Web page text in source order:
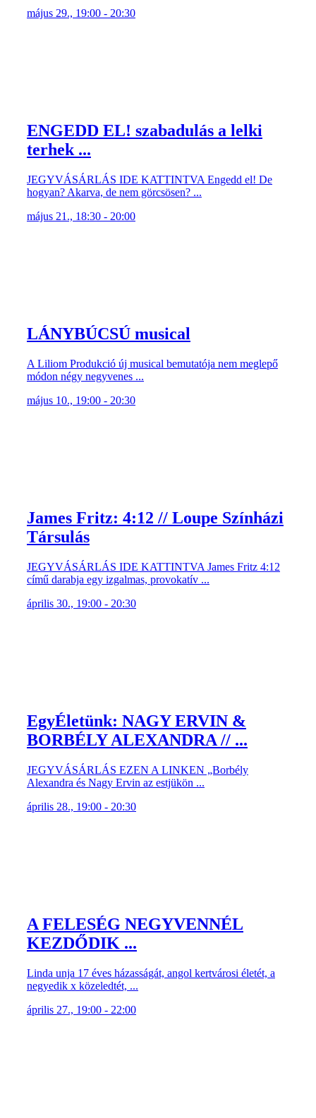
május 29., 19:00 - 20:30
ENGEDD EL! szabadulás a lelki
terhek ...
JEGYVÁSÁRLÁS IDE KATTINTVA Engedd el! De
hogyan? Akarva, de nem görcsösen? ...
május 21., 18:30 - 20:00
LÁNYBÚCSÚ musical
A Liliom Produkció új musical bemutatója nem meglepő
módon négy negyvenes ...
május 10., 19:00 - 20:30
James Fritz: 4:12 // Loupe Színházi
Társulás
JEGYVÁSÁRLÁS IDE KATTINTVA James Fritz 4:12
című darabja egy izgalmas, provokatív ...
április 30., 19:00 - 20:30
EgyÉletünk: NAGY ERVIN &
BORBÉLY ALEXANDRA // ...
JEGYVÁSÁRLÁS EZEN A LINKEN „Borbély
Alexandra és Nagy Ervin az estjükön ...
április 28., 19:00 - 20:30
A FELESÉG NEGYVENNÉL
KEZDŐDIK ...
Linda unja 17 éves házasságát, angol kertvárosi életét, a
negyedik x közeledtét, ...
április 27., 19:00 - 22:00